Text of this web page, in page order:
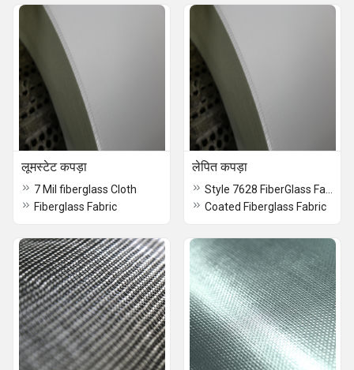
लूमस्टेट कपड़ा
7 Mil fiberglass Cloth
Fiberglass Fabric
लेपित कपड़ा
Coated Fiberglass Fabric